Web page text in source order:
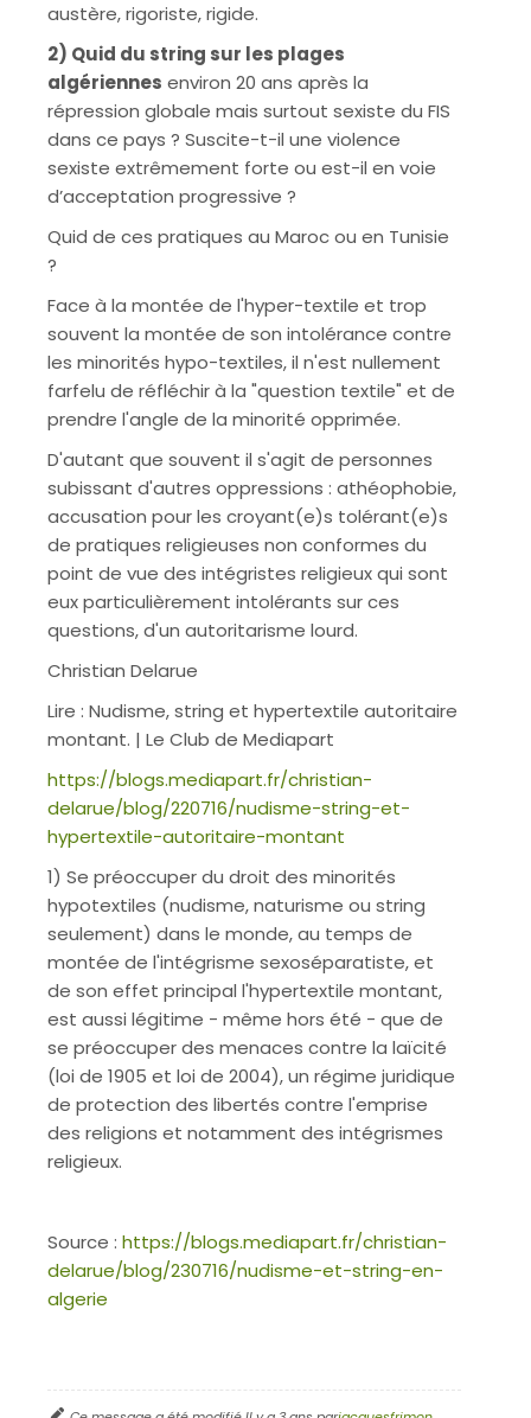
austère, rigoriste, rigide.
2) Quid du string sur les plages
algériennes environ 20 ans après la
répression globale mais surtout sexiste du FIS
dans ce pays ? Suscite-t-il une violence
sexiste extrêmement forte ou est-il en voie
d’acceptation progressive ?
Quid de ces pratiques au Maroc ou en Tunisie
?
Face à la montée de l'hyper-textile et trop
souvent la montée de son intolérance contre
les minorités hypo-textiles, il n'est nullement
farfelu de réfléchir à la "question textile" et de
prendre l'angle de la minorité opprimée.
D'autant que souvent il s'agit de personnes
subissant d'autres oppressions : athéophobie,
accusation pour les croyant(e)s tolérant(e)s
de pratiques religieuses non conformes du
point de vue des intégristes religieux qui sont
eux particulièrement intolérants sur ces
questions, d'un autoritarisme lourd.
Christian Delarue
Lire : Nudisme, string et hypertextile autoritaire
montant. | Le Club de Mediapart
https://blogs.mediapart.fr/christian-
delarue/blog/220716/nudisme-string-et-
hypertextile-autoritaire-montant
1) Se préoccuper du droit des minorités
hypotextiles (nudisme, naturisme ou string
seulement) dans le monde, au temps de
montée de l'intégrisme sexoséparatiste, et
de son effet principal l'hypertextile montant,
est aussi légitime - même hors été - que de
se préoccuper des menaces contre la laïcité
(loi de 1905 et loi de 2004), un régime juridique
de protection des libertés contre l'emprise
des religions et notamment des intégrismes
religieux.
Source : https://blogs.mediapart.fr/christian-
delarue/blog/230716/nudisme-et-string-en-
algerie